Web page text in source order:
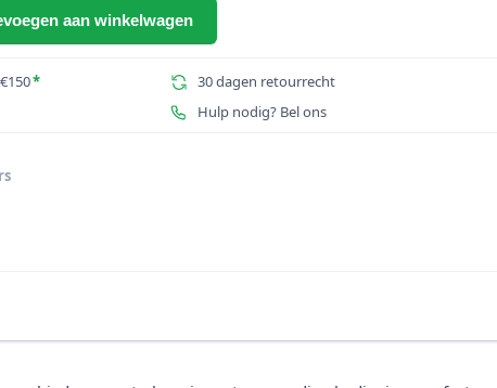
aan winkelwagen
*
30 dagen retourrecht
Hulp nodig? Bel ons